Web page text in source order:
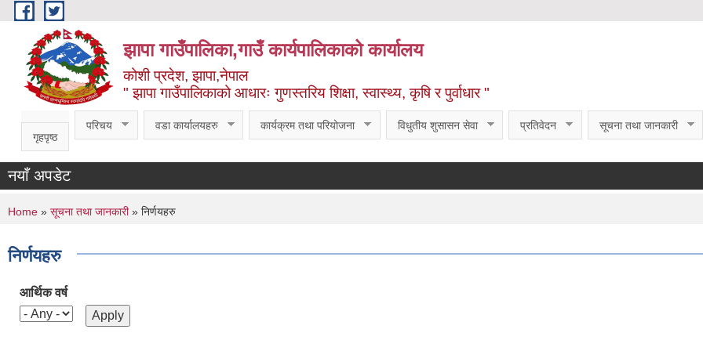
Skip to main content
झापा गाउँपालिका,गाउँ कार्यपालिकाको कार्यालय
कोशी प्रदेश, झापा,नेपाल
" झापा गाउँपालिकाको आधारः गुणस्तरिय शिक्षा, स्वास्थ्य, कृषि र पुर्वाधार "
गृहपृष्ठ
परिचय वडा कार्यालयहरु कार्यक्रम तथा परियोजना विधुतीय शुसासन सेवा प्रतिवेदन सूचना तथा जानकारी
नयाँ अपडेट
You are here
Home » सूचना तथा जानकारी» निर्णयहरु
निर्णयहरु
आर्थिक वर्ष